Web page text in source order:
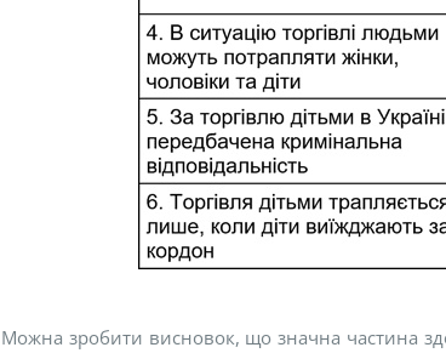
Можна зробити висновок, що значна частина